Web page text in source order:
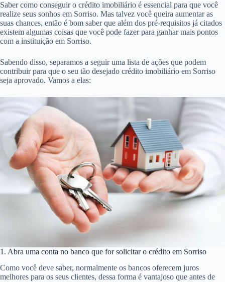
Saber como conseguir o crédito imobiliário é essencial para que você
realize seus sonhos em Sorriso. Mas talvez você queira aumentar as
suas chances, então é bom saber que além dos pré-requisitos já citados
existem algumas coisas que você pode fazer para ganhar mais pontos
com a instituição em Sorriso.
Sabendo disso, separamos a seguir uma lista de ações que podem
contribuir para que o seu tão desejado crédito imobiliário em Sorriso
seja aprovado. Vamos a elas:
1. Abra uma conta no banco que for solicitar o crédito em Sorriso
Como você deve saber, normalmente os bancos oferecem juros
melhores para os seus clientes, dessa forma é vantajoso que antes de